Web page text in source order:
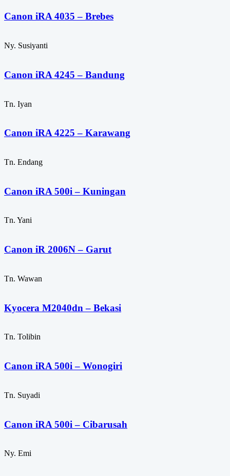
Canon iRA 4035 – Brebes
Ny. Susiyanti
Canon iRA 4245 – Bandung
Tn. Iyan
Canon iRA 4225 – Karawang
Tn. Endang
Canon iRA 500i – Kuningan
Tn. Yani
Canon iR 2006N – Garut
Tn. Wawan
Kyocera M2040dn – Bekasi
Tn. Tolibin
Canon iRA 500i – Wonogiri
Tn. Suyadi
Canon iRA 500i – Cibarusah
Ny. Emi